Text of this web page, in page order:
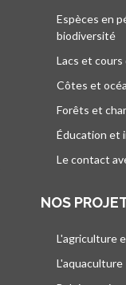
Espèces en
biodiversité
Lacs et cours
Côtes et
Forêts et
Éducation et
Le contact
NOS
L'agriculture
L'aquaculture